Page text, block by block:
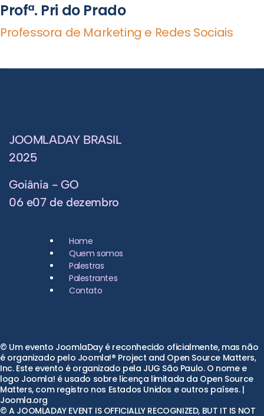
Profª. Pri do Prado
Professora de Marketing e Redes Sociais
JOOMLADAY BRASIL
2025
Goiânia - GO
06 e07 de dezembro
Home
Quem somos
Palestras
Palestrantes
Contato
© Um evento JoomlaDay é reconhecido oficialmente, mas não
é organizado pelo Joomla!® Project and Open Source Matters,
Inc. Este evento é organizado pela JUG São Paulo. O nome e
logo Joomla! é usado sobre licença limitada da Open Source
Matters, com registro nos Estados Unidos e outros países. |
Joomla.org
© A JOOMLADAY EVENT IS OFFICIALLY RECOGNIZED, BUT IT IS NOT